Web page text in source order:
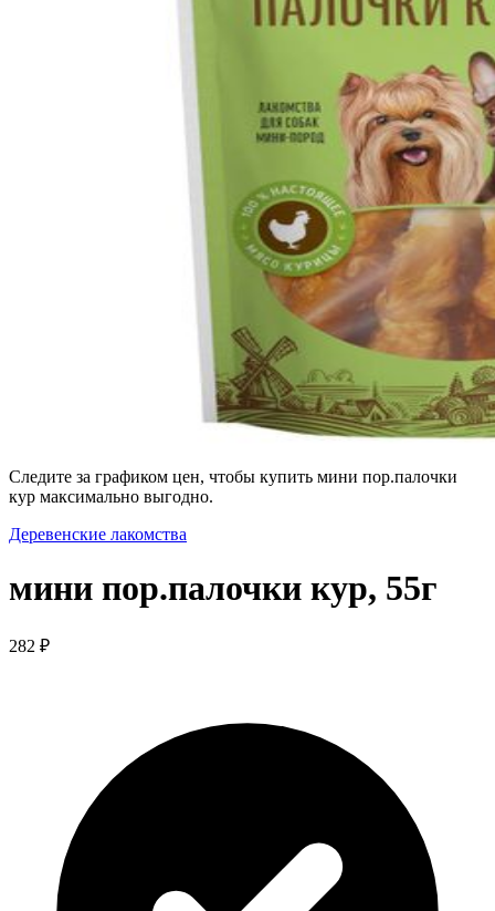
Следите за графиком цен, чтобы купить мини пор.палочки
кур максимально выгодно.
Деревенские лакомства
мини пор.палочки кур, 55г
282 ₽